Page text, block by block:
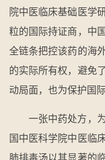
院中医临床基础医学
粒的国际持证商，中
全链条把控该药的海
的实际所有权，避免
动局面，也为保护国
一张中药处方，
国中医科学院中医临
肺排毒汤以其显著的